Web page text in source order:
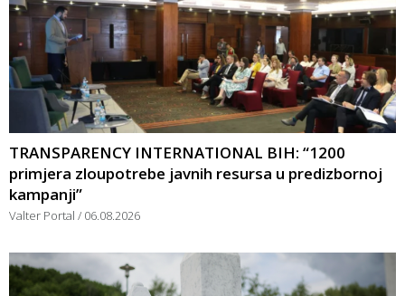
TRANSPARENCY INTERNATIONAL BIH: “1200
primjera zloupotrebe javnih resursa u predizbornoj
kampanji”
Valter Portal 06.08.2026